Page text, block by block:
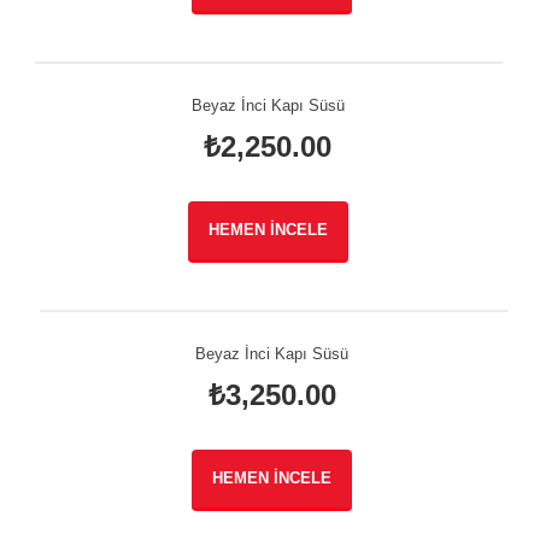
Beyaz İnci Kapı Süsü
₺2,250.00
HEMEN İNCELE
Beyaz İnci Kapı Süsü
₺3,250.00
HEMEN İNCELE